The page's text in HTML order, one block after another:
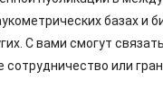
базах и
С вами смогут
или